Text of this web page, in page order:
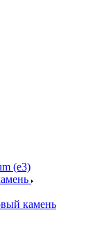
(e3)
камень